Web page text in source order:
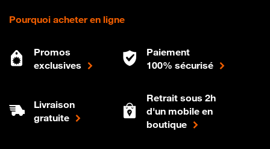
Pourquoi acheter en ligne
Promos
exclusives
Paiement
100% sécurisé
Livraison
gratuite
Retrait sous 2h
d'un mobile en
boutique